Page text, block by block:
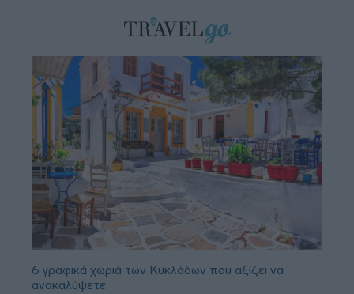
6 γραφικά χωριά των Κυκλάδων που αξίζει να
ανακαλύψετε